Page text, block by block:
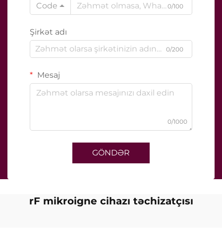
Code
0/100
Şirkət adı
0/200
Mesaj
0/1000
GÖNDƏR
rF mikroigne cihazı təchizatçısı